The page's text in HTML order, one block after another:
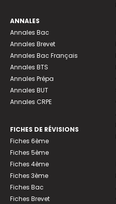
ANNALES
Annales Bac
Annales Brevet
Annales Bac Français
Annales BTS
Annales Prépa
Annales BUT
Annales CRPE
FICHES DE RÉVISIONS
Fiches 6ème
Fiches 5ème
Fiches 4ème
Fiches 3ème
Fiches Bac
Fiches Brevet